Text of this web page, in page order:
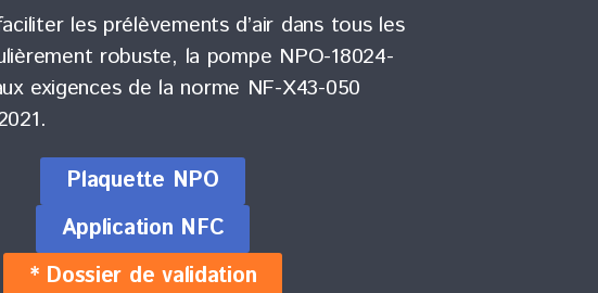
les prélèvements d’air dans tous les
robuste, la pompe NPO-18024-
exigences de la norme NF-X43-050
Plaquette NPO
Application NFC
* Dossier de validation